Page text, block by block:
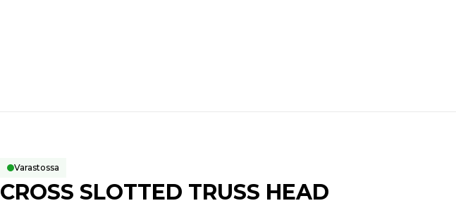
Varastossa
CROSS SLOTTED TRUSS HEAD